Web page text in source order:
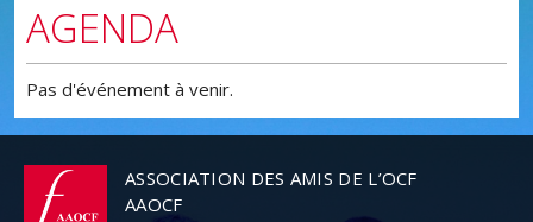
AGENDA
Pas d'événement à venir.
ASSOCIATION DES AMIS DE L’OCF
AAOCF